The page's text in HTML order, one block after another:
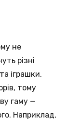
не
різні
іграшки.
тому
гаму —
Наприклад,